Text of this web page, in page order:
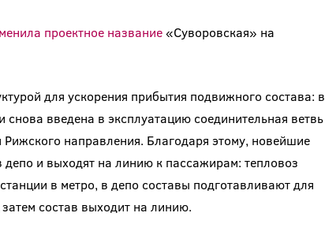
проектное название«Суворовская» на
для ускорения прибытия подвижного состава: в
введена в эксплуатацию соединительная ветвь
направления. Благодаря этому, новейшие
и выходят на линию к пассажирам: тепловоз
в метро, в депо составы подготавливают для
состав выходит на линию.